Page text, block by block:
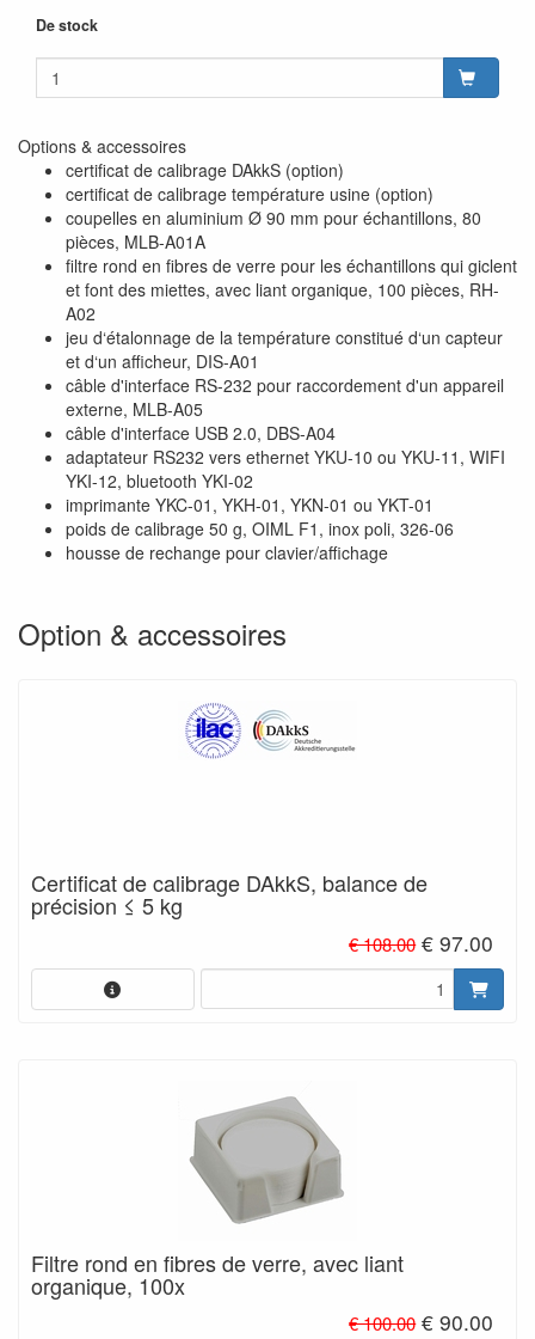
De stock
Options & accessoires
certificat de calibrage DAkkS (option)
certificat de calibrage température usine (option)
coupelles en aluminium Ø 90 mm pour échantillons, 80
pièces, MLB-A01A
filtre rond en fibres de verre pour les échantillons qui giclent
et font des miettes, avec liant organique, 100 pièces, RH-
A02
jeu d‘étalonnage de la température constitué d‘un capteur
et d‘un afficheur, DIS-A01
câble d'interface RS-232 pour raccordement d'un appareil
externe, MLB-A05
câble d'interface USB 2.0, DBS-A04
adaptateur RS232 vers ethernet YKU-10 ou YKU-11, WIFI
YKI-12, bluetooth YKI-02
imprimante YKC-01, YKH-01, YKN-01 ou YKT-01
poids de calibrage 50 g, OIML F1, inox poli, 326-06
housse de rechange pour clavier/affichage
Option & accessoires
Certificat de calibrage DAkkS, balance de
précision ≤ 5 kg
€ 108.00€ 97.00
Filtre rond en fibres de verre, avec liant
organique, 100x
€ 100.00€ 90.00